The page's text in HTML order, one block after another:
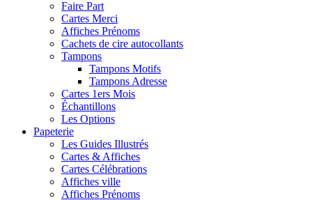
Faire Part
Cartes Merci
Affiches Prénoms
Cachets de cire autocollants
Tampons
Tampons Motifs
Tampons Adresse
Cartes 1ers Mois
Échantillons
Les Options
Papeterie
Les Guides Illustrés
Cartes & Affiches
Cartes Célébrations
Affiches ville
Affiches Prénoms